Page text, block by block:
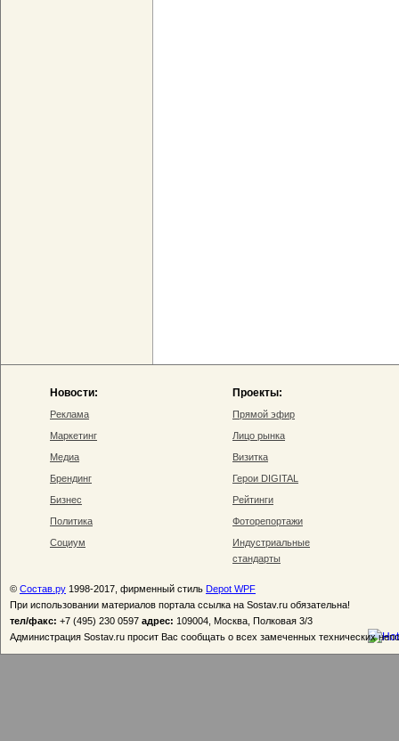
Новости:
Реклама
Маркетинг
Медиа
Брендинг
Бизнес
Политика
Социум
Проекты:
Прямой эфир
Лицо рынка
Визитка
Герои DIGITAL
Рейтинги
Фоторепортажи
Индустриальные
стандарты
© Состав.ру 1998-2017, фирменный стиль Depot WPF
При использовании материалов портала ссылка на Sostav.ru обязательна!
тел/факс: +7 (495) 230 0597 адрес: 109004, Москва, Полковая 3/3
Администрация Sostav.ru просит Вас сообщать о всех замеченных технических